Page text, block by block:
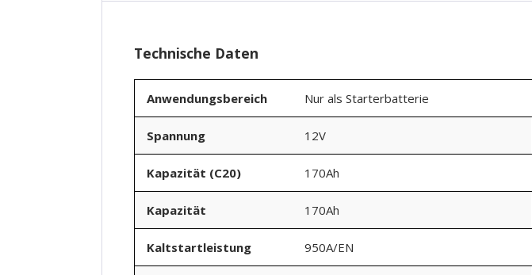
Technische Daten
Anwendungsbereich Nur als Starterbatterie
Spannung 12V
Kapazität (C20) 170Ah
Kapazität 170Ah
Kaltstartleistung 950A/EN